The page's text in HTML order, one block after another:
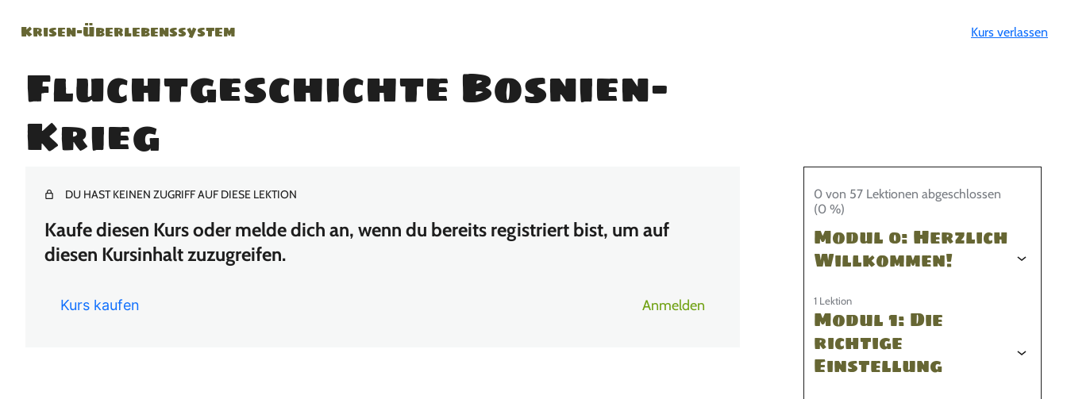
Krisen-Überlebenssystem Kurs verlassen
Fluchtgeschichte Bosnien-
Krieg
0 von 57 Lektionen abgeschlossen
(0 %)
Modul 0: Herzlich
Willkommen!
1 Lektion
Modul 1: Die
richtige
Einstellung
DU HAST KEINEN ZUGRIFF AUF DIESE LEKTION
Kaufe diesen Kurs oder melde dich an, wenn du bereits registriert bist, um auf
diesen Kursinhalt zuzugreifen.
Kurs kaufen Anmelden